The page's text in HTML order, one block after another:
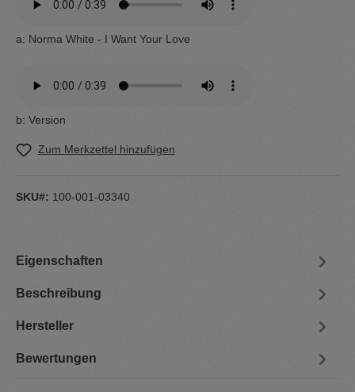
a: Norma White - I Want Your Love
b: Version
Zum Merkzettel hinzufügen
SKU#: 100-001-03340
Eigenschaften
Beschreibung
Hersteller
Bewertungen